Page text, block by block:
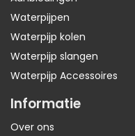
Waterpijpen
Waterpijp kolen
Waterpijp slangen
Waterpijp Accessoires
Informatie
Over ons